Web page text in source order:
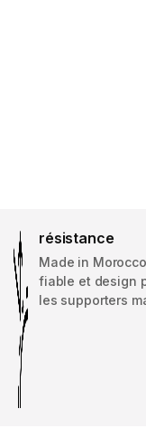
résistance
Made in
fiable et design
les supporters